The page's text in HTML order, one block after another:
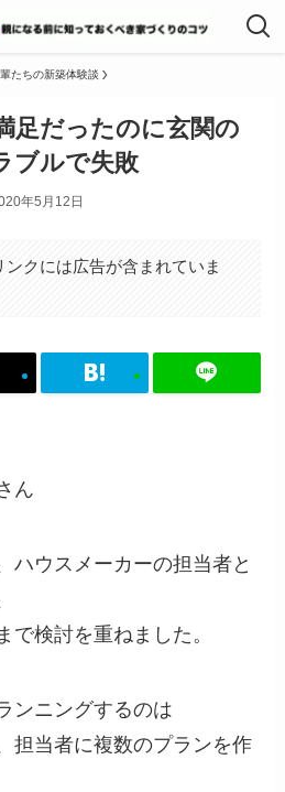
たちの新築体験談
足だったのに玄関の
ブルで失敗
年5月12日
ンクには広告が含まれていま
ん
ハウスメーカーの担当者と
で検討を重ねました。
ンニングするのは
担当者に複数のプランを作